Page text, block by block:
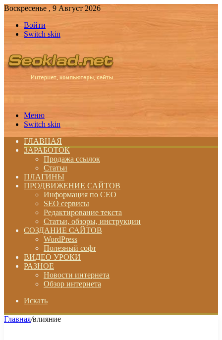
Воскресенье , 9 Август 2026
Войти
Switch skin
Меню
Switch skin
ГЛАВНАЯ
ЗАРАБОТОК
Продажа ссылок
Статьи
ПЛАГИНЫ
ПРОДВИЖЕНИЕ САЙТОВ
Информация по СЕО
SEO сервисы
Редактирование текста
Статьи, обзоры, инструкции
СОЗДАНИЕ САЙТОВ
WordPress
Полезный софт
ВИДЕО УРОКИ
РАЗНОЕ
Новости интернета
Обзор интернета
Искать
Главная/влияние